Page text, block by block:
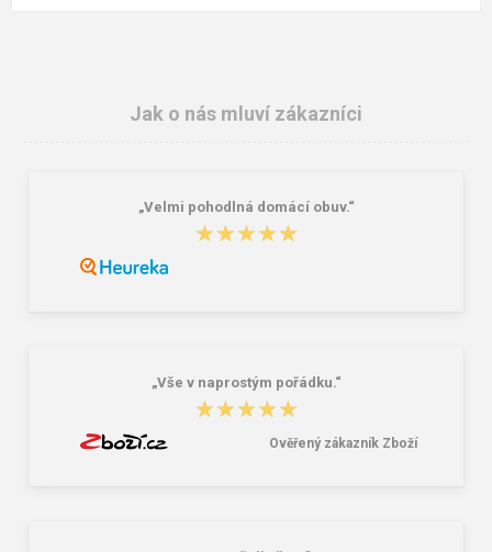
Jak o nás mluví zákazníci
„Velmi pohodlná domácí obuv.“
★★★★★
★★★★★
„Vše v naprostým pořádku.“
★★★★★
★★★★★
Ověřený zákazník Zboží